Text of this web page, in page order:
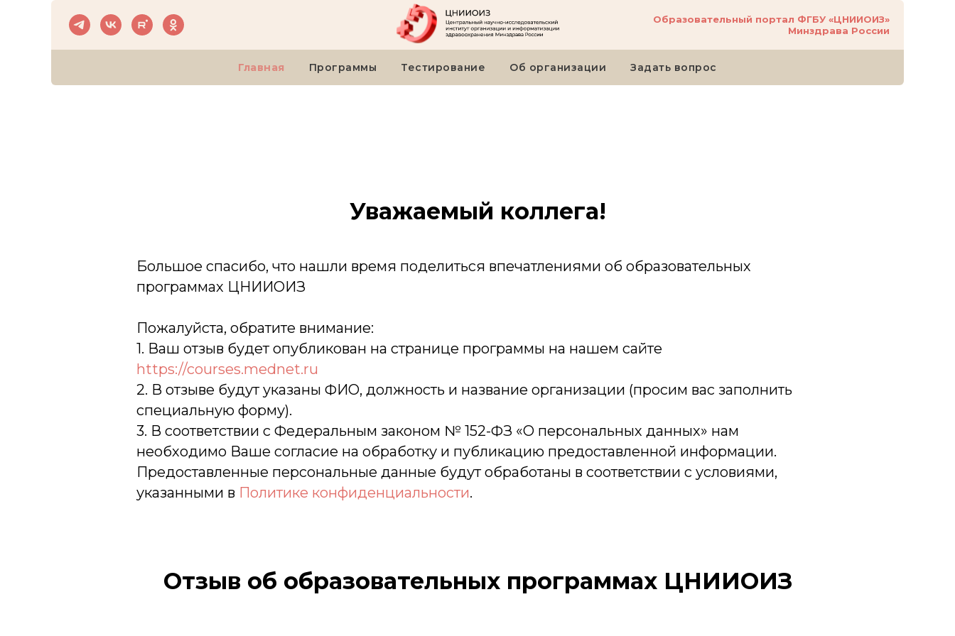
Образовательный портал ФГБУ «ЦНИИОИЗ»
Минздрава России
Главная Программы Тестирование Об организации Задать вопрос
Уважаемый коллега!
Большое спасибо, что нашли время поделиться впечатлениями об образовательных
программах ЦНИИОИЗ
Пожалуйста, обратите внимание:
1. Ваш отзыв будет опубликован на странице программы на нашем сайте
https://courses.mednet.ru
2. В отзыве будут указаны ФИО, должность и название организации (просим вас заполнить
специальную форму).
3. В соответствии с Федеральным законом № 152-ФЗ «О персональных данных» нам
необходимо Ваше согласие на обработку и публикацию предоставленной информации.
Предоставленные персональные данные будут обработаны в соответствии с условиями,
указанными в Политике конфиденциальности.
Отзыв об образовательных программах ЦНИИОИЗ